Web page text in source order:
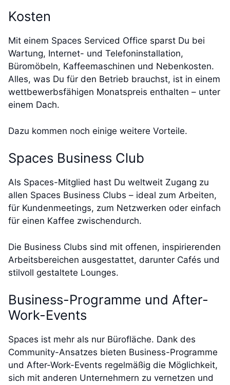
Kosten
Mit einem Spaces Serviced Office sparst Du bei
Wartung, Internet- und Telefoninstallation,
Büromöbeln, Kaffeemaschinen und Nebenkosten.
Alles, was Du für den Betrieb brauchst, ist in einem
wettbewerbsfähigen Monatspreis enthalten – unter
einem Dach.
Dazu kommen noch einige weitere Vorteile.
Spaces Business Club
Als Spaces-Mitglied hast Du weltweit Zugang zu
allen Spaces Business Clubs – ideal zum Arbeiten,
für Kundenmeetings, zum Netzwerken oder einfach
für einen Kaffee zwischendurch.
Die Business Clubs sind mit offenen, inspirierenden
Arbeitsbereichen ausgestattet, darunter Cafés und
stilvoll gestaltete Lounges.
Business-Programme und After-
Work-Events
Spaces ist mehr als nur Bürofläche. Dank des
Community-Ansatzes bieten Business-Programme
und After-Work-Events regelmäßig die Möglichkeit,
sich mit anderen Unternehmern zu vernetzen und